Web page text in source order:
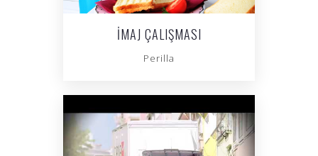
İMAJ ÇALIŞMASI
Perilla